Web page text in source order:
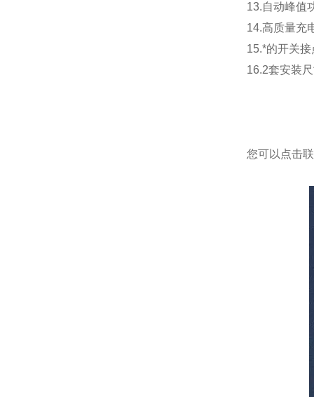
13.自动峰值
14.高质量充
15.*的开关
16.2套安装
您可以点击